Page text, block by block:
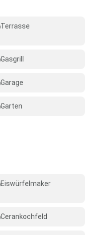
Terrasse
Gasgrill
Garage
Garten
Eiswürfelmaker
Cerankochfeld